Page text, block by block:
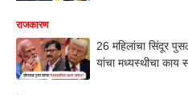
राजकारण
26 महिलांचा सिंदूर
यांचा मध्यस्थीचा